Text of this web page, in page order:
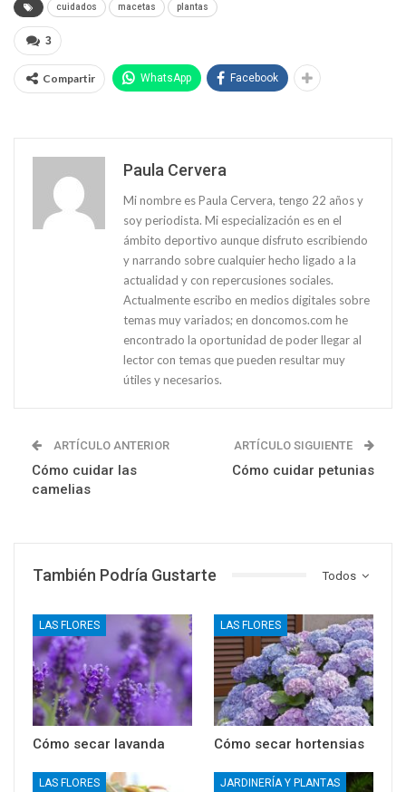
cuidados macetas plantas
3
Compartir WhatsApp Facebook
Paula Cervera
Mi nombre es Paula Cervera, tengo 22 años y
soy periodista. Mi especialización es en el
ámbito deportivo aunque disfruto escribiendo
y narrando sobre cualquier hecho ligado a la
actualidad y con repercusiones sociales.
Actualmente escribo en medios digitales sobre
temas muy variados; en doncomos.com he
encontrado la oportunidad de poder llegar al
lector con temas que pueden resultar muy
útiles y necesarios.
ARTÍCULO ANTERIOR
Cómo cuidar las
camelias
ARTÍCULO SIGUIENTE
Cómo cuidar petunias
Todos
También Podría Gustarte
LAS FLORES
Cómo secar lavanda
LAS FLORES
Cómo secar hortensias
LAS FLORES JARDINERÍA Y PLANTAS